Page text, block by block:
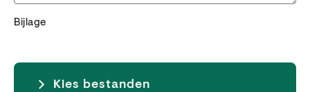
Bijlage
Kies bestanden